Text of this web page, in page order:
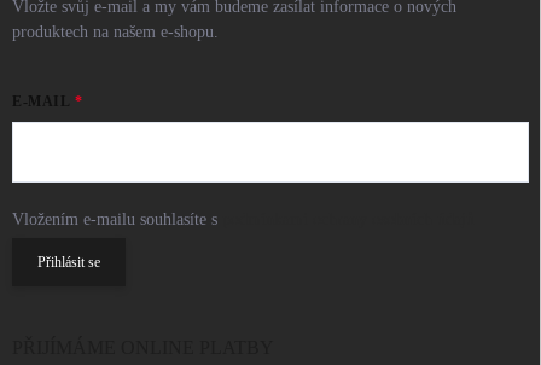
Vložte svůj e-mail a my vám budeme zasílat informace o nových
produktech na našem e-shopu.
E-MAIL
Vložením e-mailu souhlasíte s
Přihlásit se